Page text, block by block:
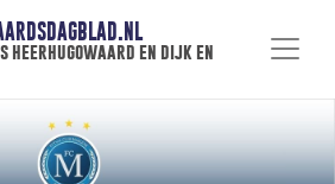
heerhugowaard en dijk en